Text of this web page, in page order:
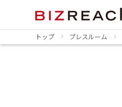
トップ プレスルーム